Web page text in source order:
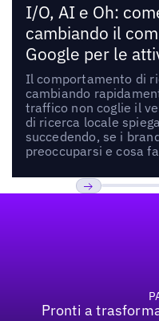
I/O, AI e Oh:
cambiando il
Google per le
Il comportamento di
cambiando
traffico non coglie il
di ricerca locale
succedendo, se i
preoccuparsi e cosa
Pronti a